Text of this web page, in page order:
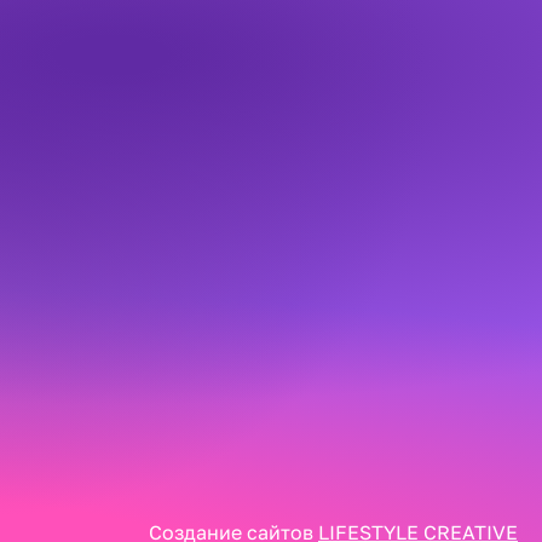
Создание сайтов LIFESTYLE CREATIVE